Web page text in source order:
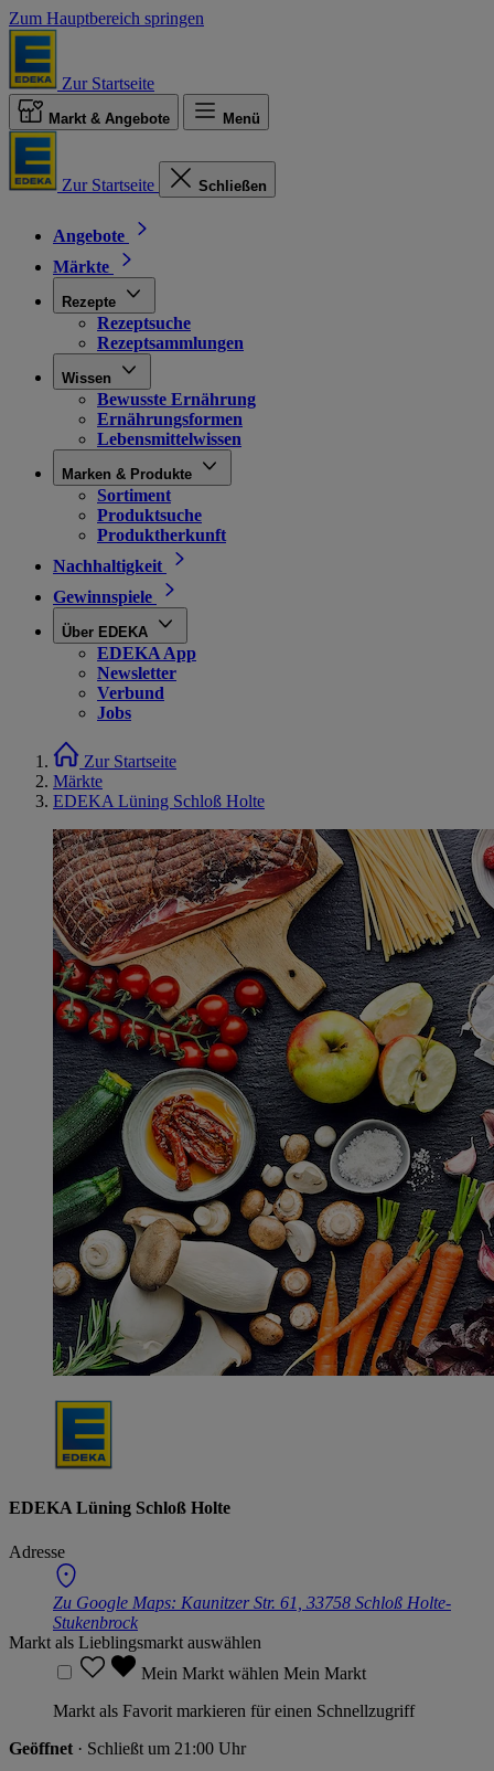
Zum Hauptbereich springen
Zur Startseite
Markt & Angebote Menü
Zur Startseite Schließen
Angebote
Märkte
Rezepte
Rezeptsuche
Rezeptsammlungen
Wissen
Bewusste Ernährung
Ernährungsformen
Lebensmittelwissen
Marken & Produkte
Sortiment
Produktsuche
Produktherkunft
Nachhaltigkeit
Gewinnspiele
Über EDEKA
EDEKA App
Newsletter
Verbund
Jobs
Zur Startseite
Märkte
EDEKA Lüning Schloß Holte
EDEKA Lüning Schloß Holte
Adresse
Zu Google Maps: Kaunitzer Str. 61, 33758 Schloß Holte-
Stukenbrock
Markt als Lieblingsmarkt auswählen
Mein Markt wählen Mein Markt
Markt als Favorit markieren für einen Schnellzugriff
Geöffnet · Schließt um 21:00 Uhr